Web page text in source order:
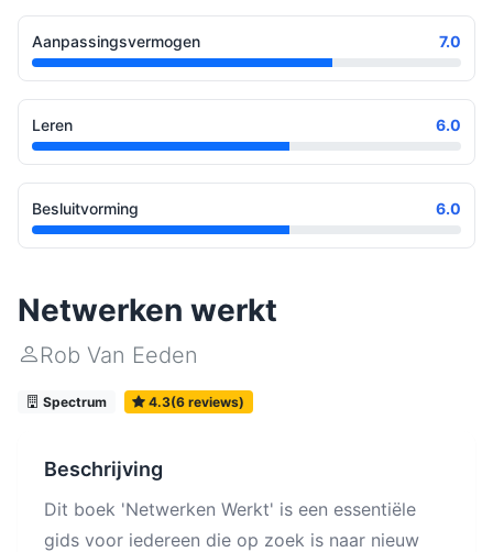
Aanpassingsvermogen 7.0
Leren 6.0
Besluitvorming 6.0
Netwerken werkt
Rob Van Eeden
Spectrum 4.3(6 reviews)
Beschrijving
Dit boek 'Netwerken Werkt' is een essentiële
gids voor iedereen die op zoek is naar nieuw